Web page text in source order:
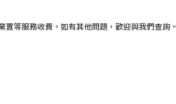
等服務收費。如有其他問題，歡迎與我們查詢。